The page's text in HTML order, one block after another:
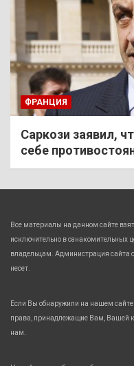
ФРАНЦИЯ
Саркози заявил,
себе
Все материалы на данном сайте
исключительно в ознакомительных
владельцам. Администрация сайта
несет.
Если Вы обнаружили на нашем
права, принадлежащие Вам, Вашей
нам.